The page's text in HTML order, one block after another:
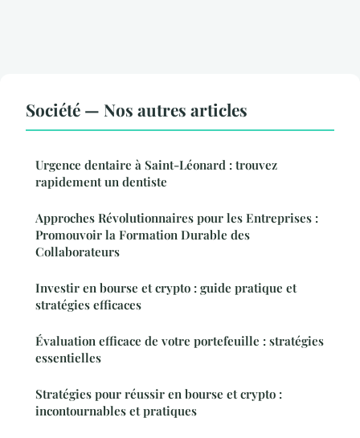
Société — Nos autres articles
Urgence dentaire à Saint-Léonard : trouvez
rapidement un dentiste
Approches Révolutionnaires pour les Entreprises :
Promouvoir la Formation Durable des
Collaborateurs
Investir en bourse et crypto : guide pratique et
stratégies efficaces
Évaluation efficace de votre portefeuille : stratégies
essentielles
Stratégies pour réussir en bourse et crypto :
incontournables et pratiques